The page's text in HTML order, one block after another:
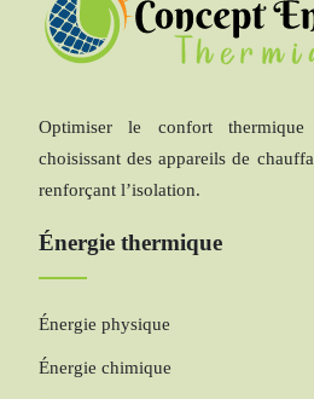
Optimiser le confort
choisissant des appareils de
renforçant l’isolation.
Énergie thermique
Énergie physique
Énergie chimique